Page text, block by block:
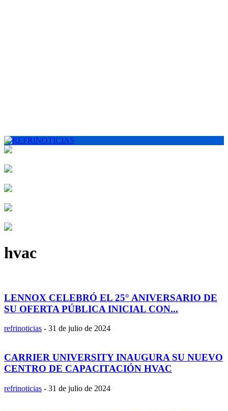
hvac
LENNOX CELEBRÓ EL 25° ANIVERSARIO DE
SU OFERTA PÚBLICA INICIAL CON...
refrinoticias - 31 de julio de 2024
CARRIER UNIVERSITY INAUGURA SU NUEVO
CENTRO DE CAPACITACIÓN HVAC
refrinoticias - 31 de julio de 2024